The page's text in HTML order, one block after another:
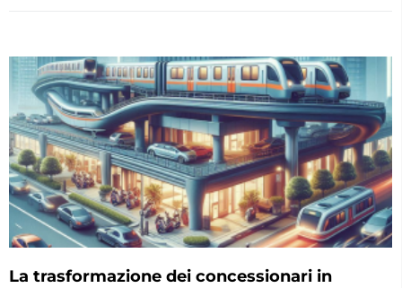
La trasformazione dei concessionari in